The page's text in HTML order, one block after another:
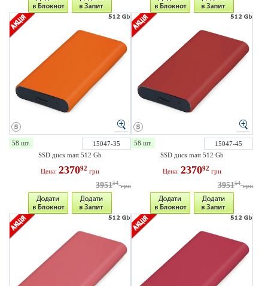
58 шт.
15047-35
SSD диск matt 512 Gb
Цена: 237092 грн
395154 грн
58 шт.
15047-45
SSD диск matt 512 Gb
Цена: 237092 грн
395154 грн